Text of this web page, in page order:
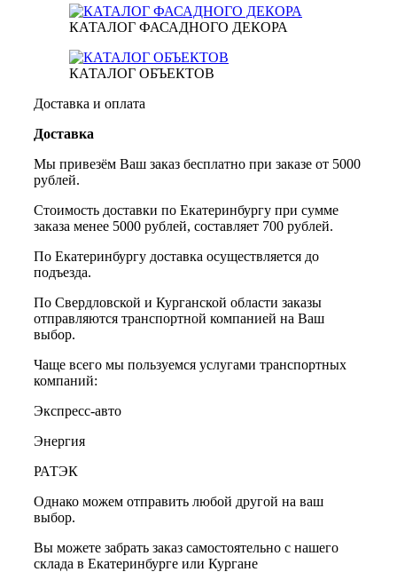
КАТАЛОГ ФАСАДНОГО ДЕКОРА
КАТАЛОГ ОБЪЕКТОВ
Доставка и оплата
Доставка
Мы привезём Ваш заказ бесплатно при заказе от 5000
рублей.
Стоимость доставки по Екатеринбургу при сумме
заказа менее 5000 рублей, составляет 700 рублей.
По Екатеринбургу доставка осуществляется до
подъезда.
По Свердловской и Курганской области заказы
отправляются транспортной компанией на Ваш
выбор.
Чаще всего мы пользуемся услугами транспортных
компаний:
Экспресс-авто
Энергия
РАТЭК
Однако можем отправить любой другой на ваш
выбор.
Вы можете забрать заказ самостоятельно с нашего
склада в Екатеринбурге или Кургане